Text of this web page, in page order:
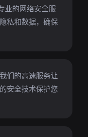
业的网络安全服
私和数据，确保
们的高速服务让
安全技术保护您